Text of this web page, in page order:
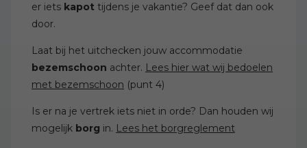
er iets kapot tijdens je vakantie? Geef dat dan ook
door.
Laat bij het uitchecken jouw accommodatie
bezemschoon achter. Lees hier wat wij bedoelen
met bezemschoon (punt 4)
Is er na je vertrek iets niet in orde? Dan houden wij
mogelijk borg in. Lees het borgreglement